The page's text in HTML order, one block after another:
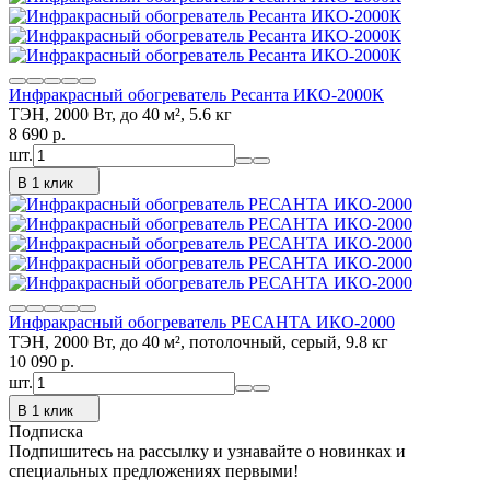
Инфракрасный обогреватель Ресанта ИКО-2000К
ТЭН, 2000 Вт, до 40 м², 5.6 кг
8 690 p.
шт.
В 1 клик
Инфракрасный обогреватель РЕСАНТА ИКО-2000
ТЭН, 2000 Вт, до 40 м², потолочный, серый, 9.8 кг
10 090 p.
шт.
В 1 клик
Подписка
Подпишитесь на рассылку и узнавайте о новинках и
специальных предложениях первыми!